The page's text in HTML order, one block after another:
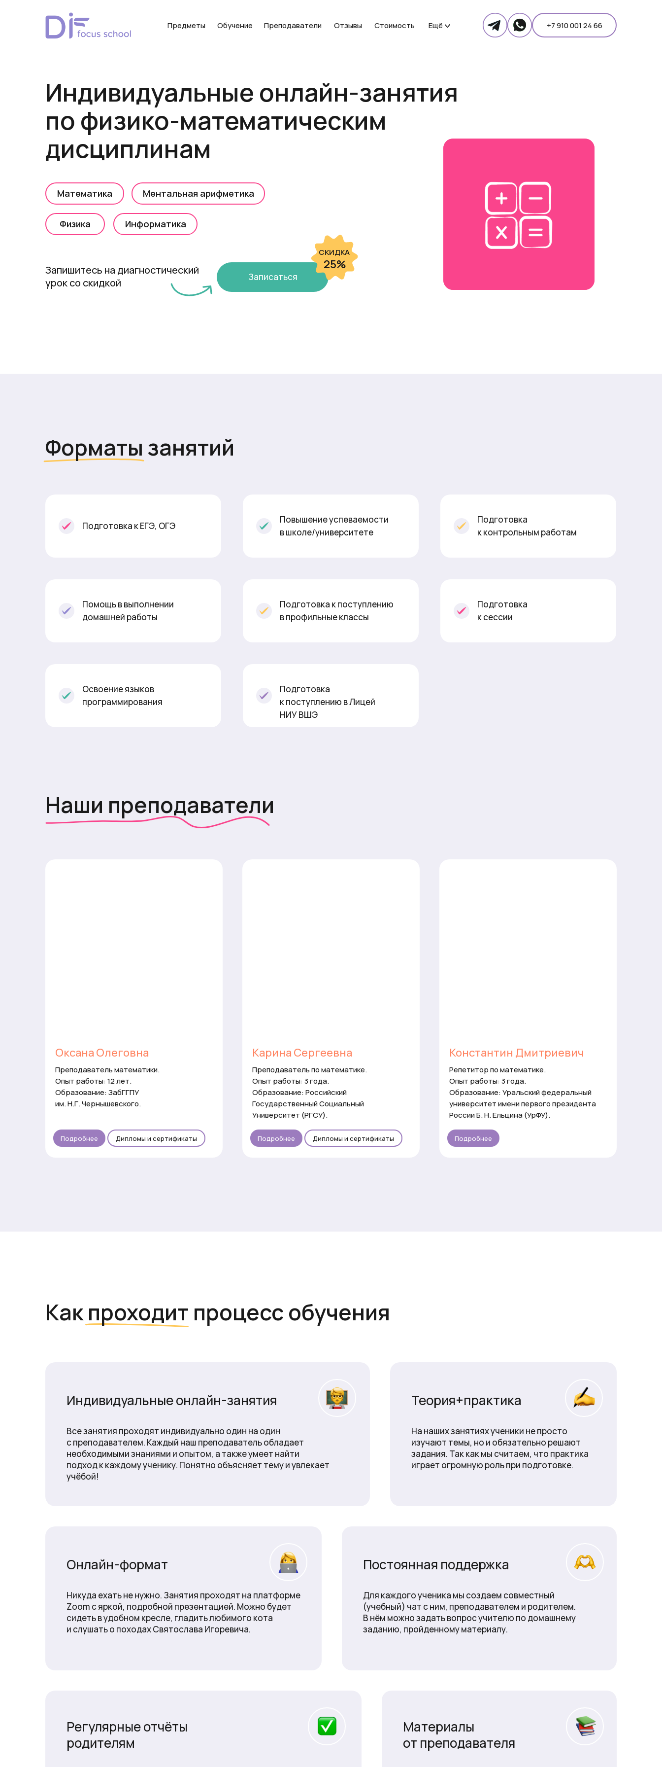
+7 910 001 24 66
Предметы Стоимость
Обучение Отзывы
Преподаватели Ещё
Индивидуальные онлайн-занятия
по физико-математическим
дисциплинам
Запишитесь на диагностический
урок со скидкой
Записаться
СКИДКА
25%
Математика Ментальная арифметика
Физика Информатика
Форматы занятий
Подготовка к ЕГЭ, ОГЭ
Повышение успеваемости
в школе/университете
Освоение языков
программирования
Подготовка
к контрольным работам
Помощь в выполнении
домашней работы
Подготовка к поступлению
в профильные классы
Подготовка
к сессии
Подготовка
к поступлению в Лицей
НИУ ВШЭ
Наши преподаватели
Оксана Олеговна
Преподаватель математики.
Опыт работы: 12 лет.
Образование: ЗабГГПУ
им. Н.Г. Чернышевского.
Подробнее Дипломы и сертификаты
Карина Сергеевна
Преподаватель по математике.
Опыт работы: 3 года.
Образование: Российский
Государственный Социальный
Университет (РГСУ).
Подробнее Дипломы и сертификаты
Константин Дмитриевич
Репетитор по математике.
Опыт работы: 3 года.
Образование: Уральский федеральный
университет имени первого президента
России Б. Н. Ельцина (УрФУ).
Подробнее
Как проходит процесс обучения
На наших занятиях ученики не просто
изучают темы, но и обязательно решают
задания. Так как мы считаем, что практика
играет огромную роль при подготовке.
Теория+практика
Индивидуальные онлайн-занятия
Все занятия проходят индивидуально один на один
с преподавателем. Каждый наш преподаватель обладает
необходимыми знаниями и опытом, а также умеет найти
подход к каждому ученику. Понятно объясняет тему и увлекает
учёбой!
Онлайн-формат
Никуда ехать не нужно. Занятия проходят на платформе
Zoom с яркой, подробной презентацией. Можно будет
сидеть в удобном кресле, гладить любимого кота
и слушать о походах Святослава Игоревича.
Постоянная поддержка
Для каждого ученика мы создаем совместный
(учебный) чат с ним, преподавателем и родителем.
В нём можно задать вопрос учителю по домашнему
заданию, пройденному материалу.
Регулярные отчёты
родителям
Материалы
от преподавателя